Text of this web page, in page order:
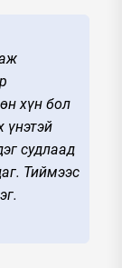
хүн бол
судлаад
Тиймээс